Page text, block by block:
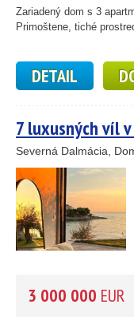
Zariadený dom s 3
Primoštene, tiché
DETAIL
7 luxusných víl
Severná Dalmácia,
3 000 000 EUR